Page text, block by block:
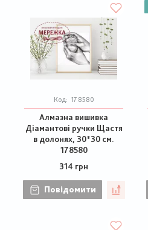
Код: 178580
Алмазна вишивка
Діамантові ручки Щастя
в долонях, 30*30 см.
178580
314 грн
Повідомити